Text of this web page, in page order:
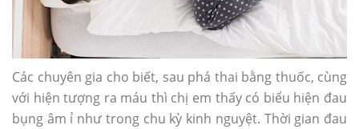
Các chuyên gia cho biết, sau phá thai bằng thuốc, cùng
với hiện tượng ra máu thì chị em thấy có biểu hiện đau
bụng âm ỉ như trong chu kỳ kinh nguyệt. Thời gian đau